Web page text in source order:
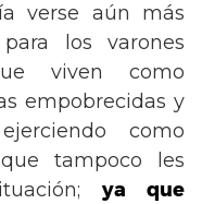
verse aún más
los varones
viven como
empobrecidas y
como
tampoco les
ya que